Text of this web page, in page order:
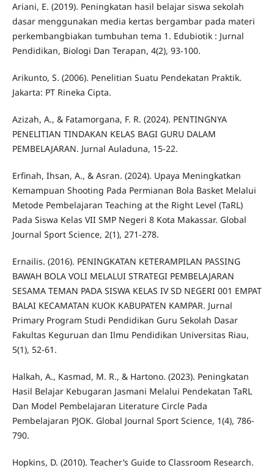
Ariani, E. (2019). Peningkatan hasil belajar siswa sekolah
dasar menggunakan media kertas bergambar pada materi
perkembangbiakan tumbuhan tema 1. Edubiotik : Jurnal
Pendidikan, Biologi Dan Terapan, 4(2), 93-100.
Arikunto, S. (2006). Penelitian Suatu Pendekatan Praktik.
Jakarta: PT Rineka Cipta.
Azizah, A., & Fatamorgana, F. R. (2024). PENTINGNYA
PENELITIAN TINDAKAN KELAS BAGI GURU DALAM
PEMBELAJARAN. Jurnal Auladuna, 15-22.
Erfinah, Ihsan, A., & Asran. (2024). Upaya Meningkatkan
Kemampuan Shooting Pada Permianan Bola Basket Melalui
Metode Pembelajaran Teaching at the Right Level (TaRL)
Pada Siswa Kelas VII SMP Negeri 8 Kota Makassar. Global
Journal Sport Science, 2(1), 271-278.
Ernailis. (2016). PENINGKATAN KETERAMPILAN PASSING
BAWAH BOLA VOLI MELALUI STRATEGI PEMBELAJARAN
SESAMA TEMAN PADA SISWA KELAS IV SD NEGERI 001 EMPAT
BALAI KECAMATAN KUOK KABUPATEN KAMPAR. Jurnal
Primary Program Studi Pendidikan Guru Sekolah Dasar
Fakultas Keguruan dan Ilmu Pendidikan Universitas Riau,
5(1), 52-61.
Halkah, A., Kasmad, M. R., & Hartono. (2023). Peningkatan
Hasil Belajar Kebugaran Jasmani Melalui Pendekatan TaRL
Dan Model Pembelajaran Literature Circle Pada
Pembelajaran PJOK. Global Journal Sport Science, 1(4), 786-
790.
Hopkins, D. (2010). Teacher’s Guide to Classroom Research.